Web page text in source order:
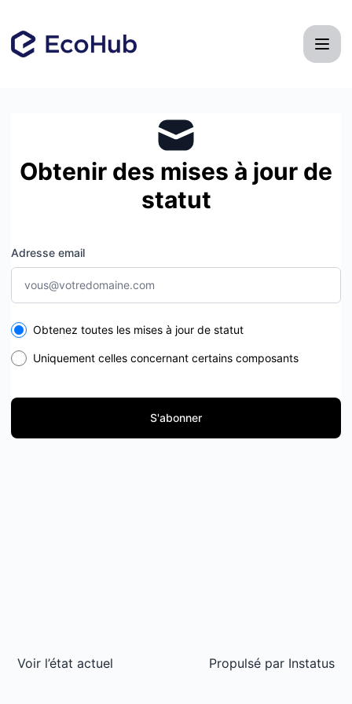
Obtenir des mises à jour de
statut
Adresse email
Select the components you want to receive updates for
Obtenez toutes les mises à jour de statut
Uniquement celles concernant certains composants
S'abonner
Voir l’état actuel Propulsé par Instatus